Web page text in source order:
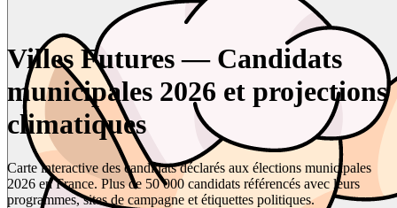
Villes Futures — Candidats
municipales 2026 et projections
climatiques
Carte interactive des candidats déclarés aux élections municipales
2026 en France. Plus de 50 000 candidats référencés avec leurs
programmes, sites de campagne et étiquettes politiques.